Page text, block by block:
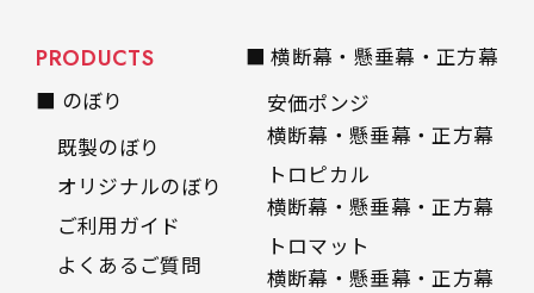
PRODUCTS
■ のぼり
既製のぼり
オリジナルのぼり
ご利用ガイド
よくあるご質問
■ 横断幕・懸垂幕・正方幕
安価ポンジ
横断幕・懸垂幕・正方幕
トロピカル
横断幕・懸垂幕・正方幕
トロマット
横断幕・懸垂幕・正方幕